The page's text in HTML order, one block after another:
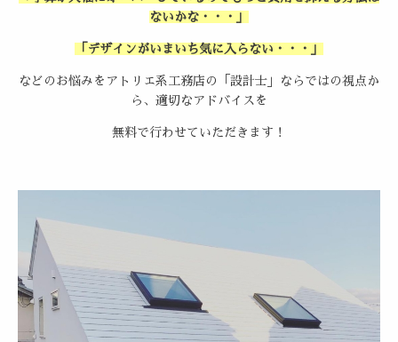
ないかな・・・」
「デザインがいまいち気に入らない・・・」
などのお悩みをアトリエ系工務店の「設計士」ならではの視点か
ら、適切なアドバイスを
無料で行わせていただきます！